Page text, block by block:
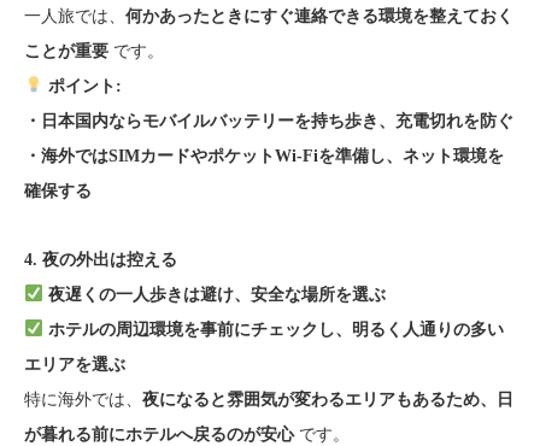
一人旅では、 何かあったときにすぐ連絡できる環境を整えておく
ことが重要 です。
ポイント:
・日本国内ならモバイルバッテリーを持ち歩き、充電切れを防ぐ
・海外ではSIMカードやポケットWi-Fiを準備し、ネット環境を
確保する
4. 夜の外出は控える
夜遅くの一人歩きは避け、安全な場所を選ぶ
ホテルの周辺環境を事前にチェックし、明るく人通りの多い
エリアを選ぶ
特に海外では、 夜になると雰囲気が変わるエリアもあるため、日
が暮れる前にホテルへ戻るのが安心です。